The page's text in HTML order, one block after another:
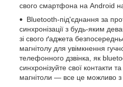
свого смартфона на Android на
Bluetooth-під'єднання за
синхронізації з будь-яким
зі свого ґаджета
магнітолу для увімкнення
телефонного дзвінка, як
синхронізуйте свої контакти
магнітоли — все це можливо з